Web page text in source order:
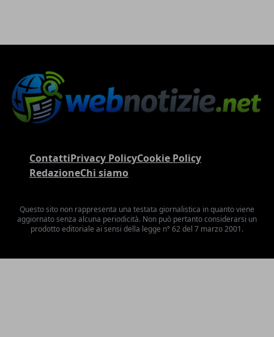
ContattiPrivacy PolicyCookie Policy
RedazioneChi siamo
Questo sito non rappresenta una testata giornalistica in quanto viene
aggiornato senza alcuna periodicità. Non può pertanto considerarsi un
prodotto editoriale ai sensi della legge n° 62 del 7 marzo 2001.